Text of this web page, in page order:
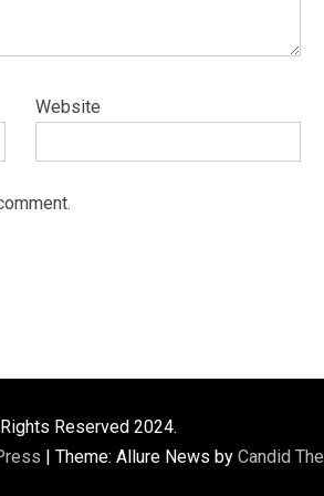
Website
Reserved 2024.
| Theme: Allure News by Candid